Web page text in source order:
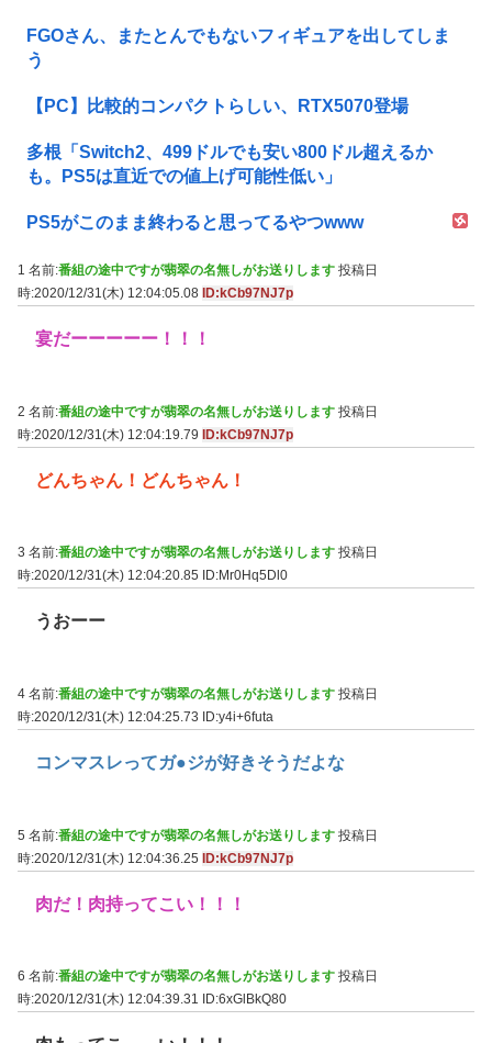
FGOさん、またとんでもないフィギュアを出してしま
う
【PC】比較的コンパクトらしい、RTX5070登場
多根「Switch2、499ドルでも安い800ドル超えるか
も。PS5は直近での値上げ可能性低い」
PS5がこのまま終わると思ってるやつwww
1 名前:番組の途中ですが翡翠の名無しがお送りします 投稿日
時:2020/12/31(木) 12:04:05.08 ID:kCb97NJ7p
宴だーーーーー！！！
2 名前:番組の途中ですが翡翠の名無しがお送りします 投稿日
時:2020/12/31(木) 12:04:19.79 ID:kCb97NJ7p
どんちゃん！どんちゃん！
3 名前:番組の途中ですが翡翠の名無しがお送りします 投稿日
時:2020/12/31(木) 12:04:20.85
ID:Mr0Hq5Dl0
うおーー
4 名前:番組の途中ですが翡翠の名無しがお送りします 投稿日
時:2020/12/31(木) 12:04:25.73
ID:y4i+6futa
コンマスレってガ●ジが好きそうだよな
5 名前:番組の途中ですが翡翠の名無しがお送りします 投稿日
時:2020/12/31(木) 12:04:36.25 ID:kCb97NJ7p
肉だ！肉持ってこい！！！
6 名前:番組の途中ですが翡翠の名無しがお送りします 投稿日
時:2020/12/31(木) 12:04:39.31
ID:6xGlBkQ80